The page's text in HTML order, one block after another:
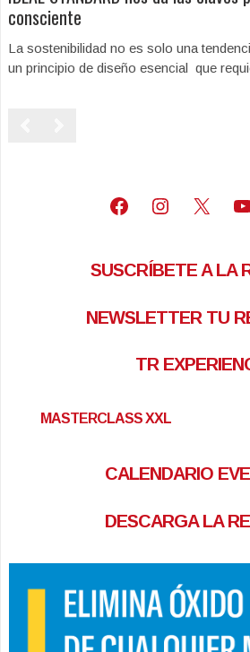
consciente
La sostenibilidad no es solo una
un principio de diseño esencial que
Facebook
Instagram
X
SUSCRÍBETE A LA
NEWSLETTER TU
TR
MASTERCLASS XXL
CALENDARIO
DESCARGA LA